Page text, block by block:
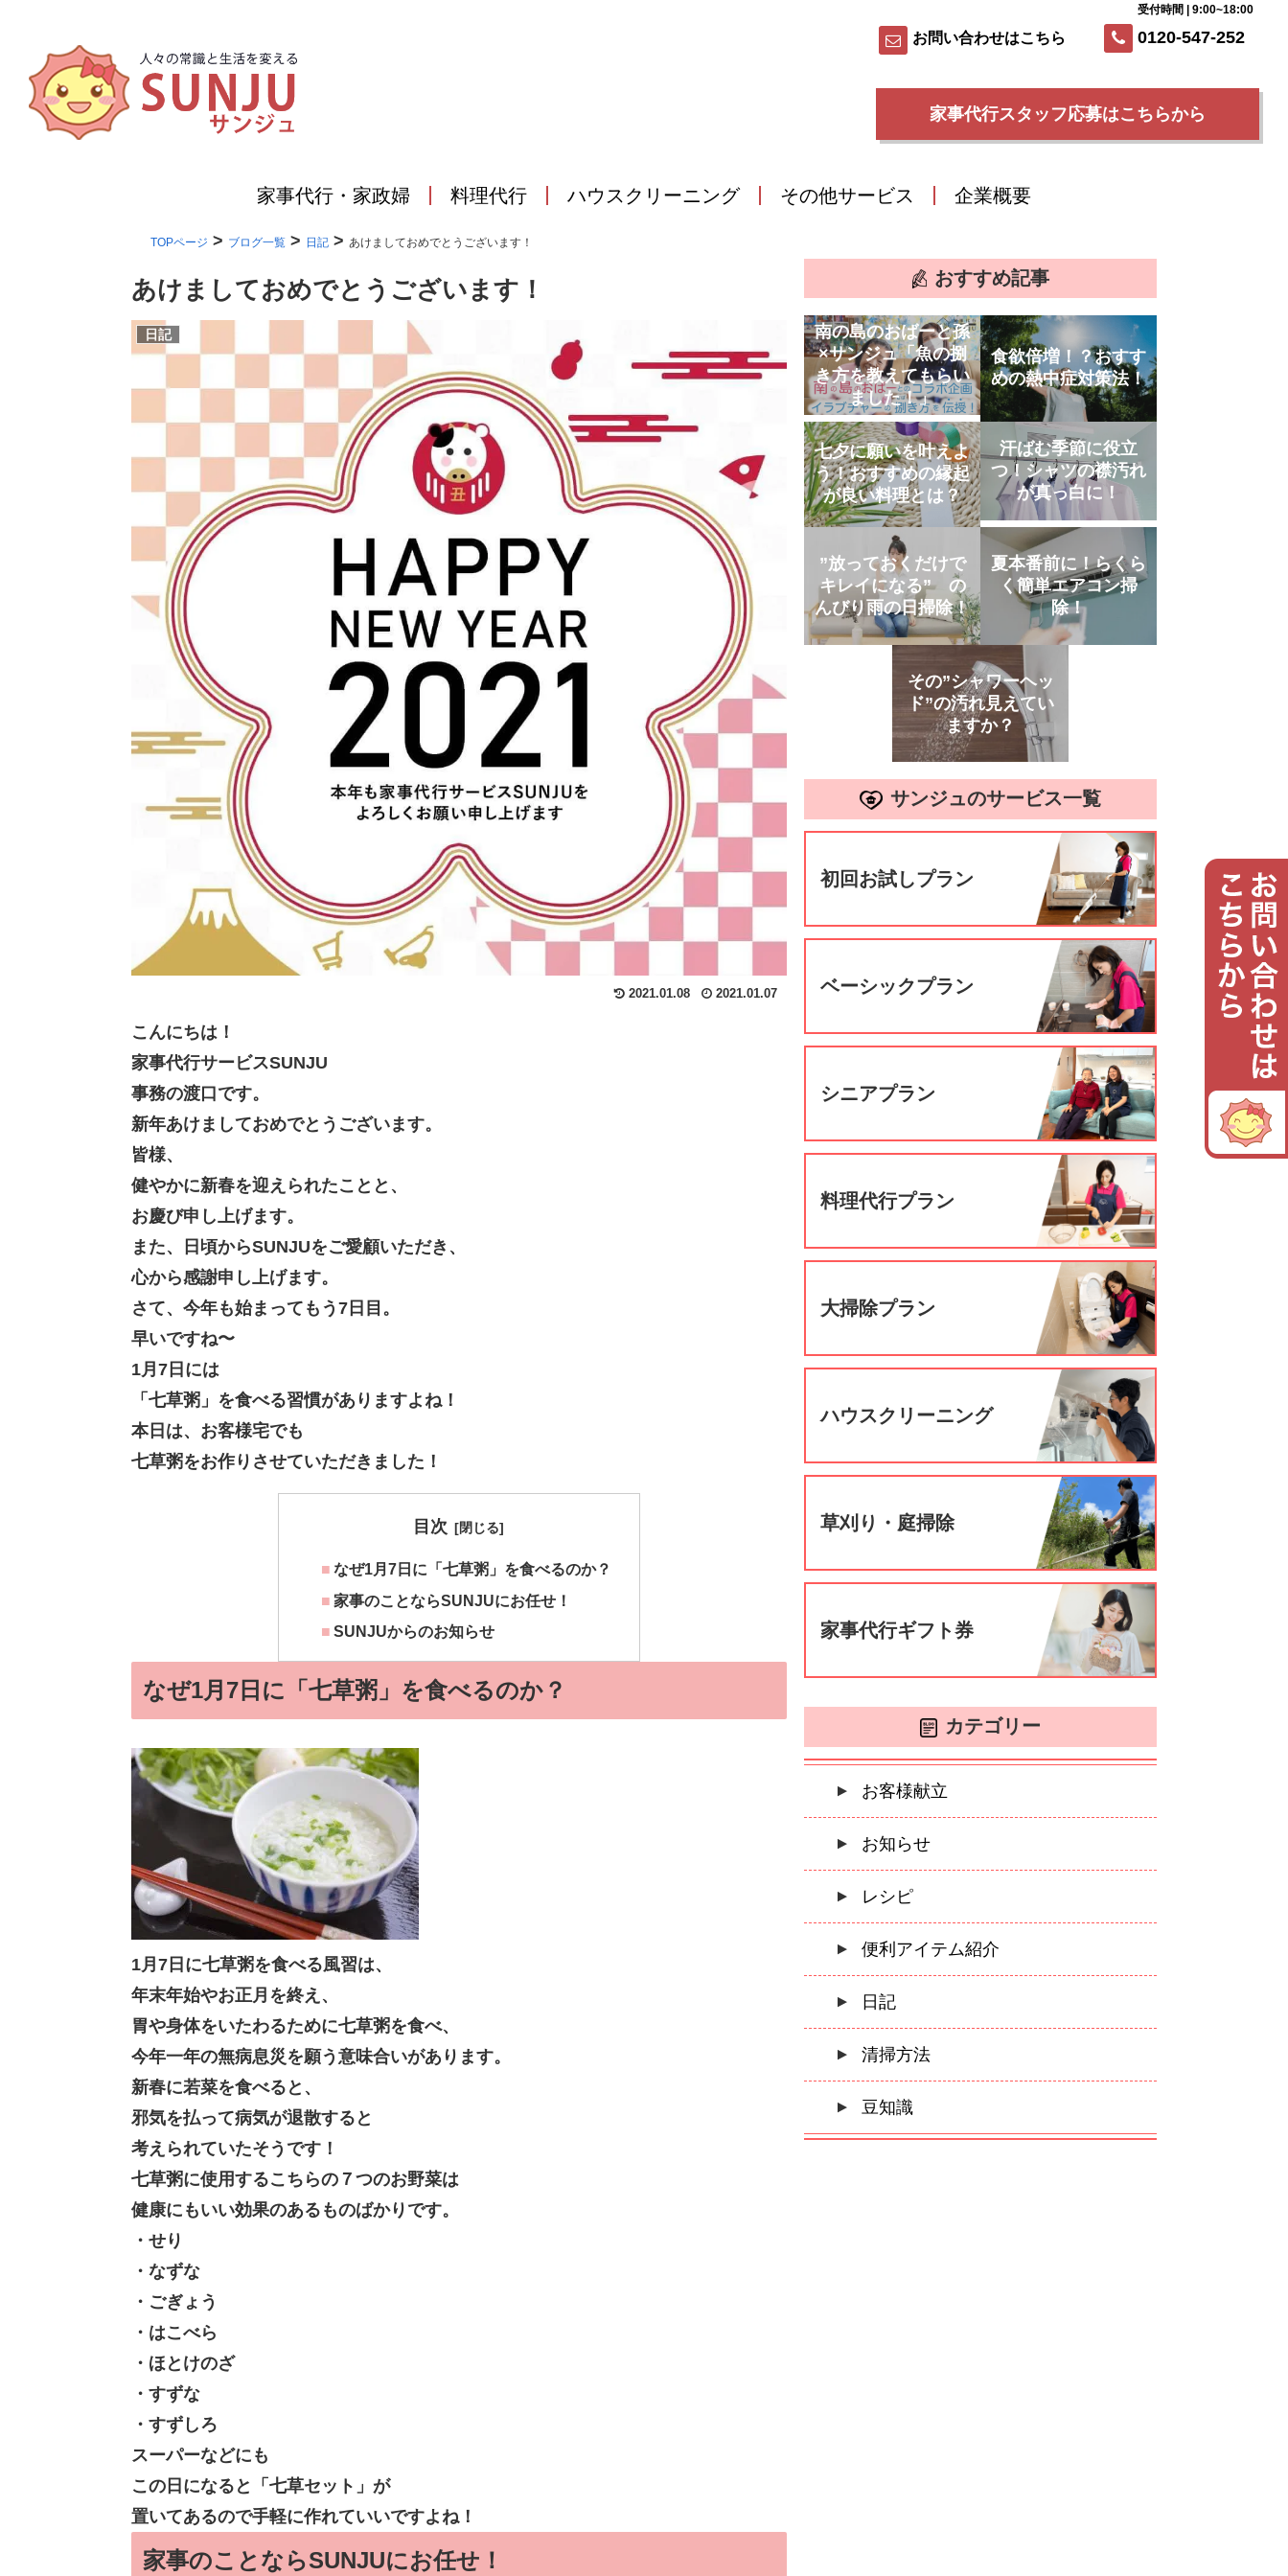
お問い合わせはこちら 0120-547-252
受付時間 | 9:00~18:00
家事代行スタッフ応募はこちらから
家事代行・家政婦 料理代行 ハウスクリーニング その他サービス 企業概要
TOPページ > ブログ一覧 > 日記 > あけましておめでとうございます！
あけましておめでとうございます！
日記
2021.01.08 2021.01.07
こんにちは！
家事代行サービスSUNJU
事務の渡口です。
新年あけましておめでとうございます。
皆様、
健やかに新春を迎えられたことと、
お慶び申し上げます。
また、日頃からSUNJUをご愛顧いただき、
心から感謝申し上げます。
さて、今年も始まってもう7日目。
早いですね〜
1月7日には
「七草粥」を食べる習慣がありますよね！
本日は、お客様宅でも
七草粥をお作りさせていただきました！
目次
なぜ1月7日に「七草粥」を食べるのか？
家事のことならSUNJUにお任せ！
SUNJUからのお知らせ
なぜ1月7日に「七草粥」を食べるのか？
1月7日に七草粥を食べる風習は、
年末年始やお正月を終え、
胃や身体をいたわるために七草粥を食べ、
今年一年の無病息災を願う意味合いがあります。
新春に若菜を食べると、
邪気を払って病気が退散すると
考えられていたそうです！
七草粥に使用するこちらの７つのお野菜は
健康にもいい効果のあるものばかりです。
・せり
・なずな
・ごぎょう
・はこべら
・ほとけのざ
・すずな
・すずしろ
スーパーなどにも
この日になると「七草セット」が
置いてあるので手軽に作れていいですよね！
家事のことならSUNJUにお任せ！
おすすめ記事
南の島のおばーと孫
×サンジュ「魚の捌
き方を教えてもらい
ました！」
食欲倍増！？おすす
めの熱中症対策法！
七夕に願いを叶えよ
う！おすすめの縁起
が良い料理とは？
汗ばむ季節に役立
つ！シャツの襟汚れ
が真っ白に！
”放っておくだけで
キレイになる” の
んびり雨の日掃除！
夏本番前に！らくら
く簡単エアコン掃
除！
その”シャワーヘッ
ド”の汚れ見えてい
ますか？
サンジュのサービス一覧
初回お試しプラン
ベーシックプラン
シニアプラン
料理代行プラン
大掃除プラン
ハウスクリーニング
草刈り・庭掃除
家事代行ギフト券
カテゴリー
お客様献立
お知らせ
レシピ
便利アイテム紹介
日記
清掃方法
豆知識